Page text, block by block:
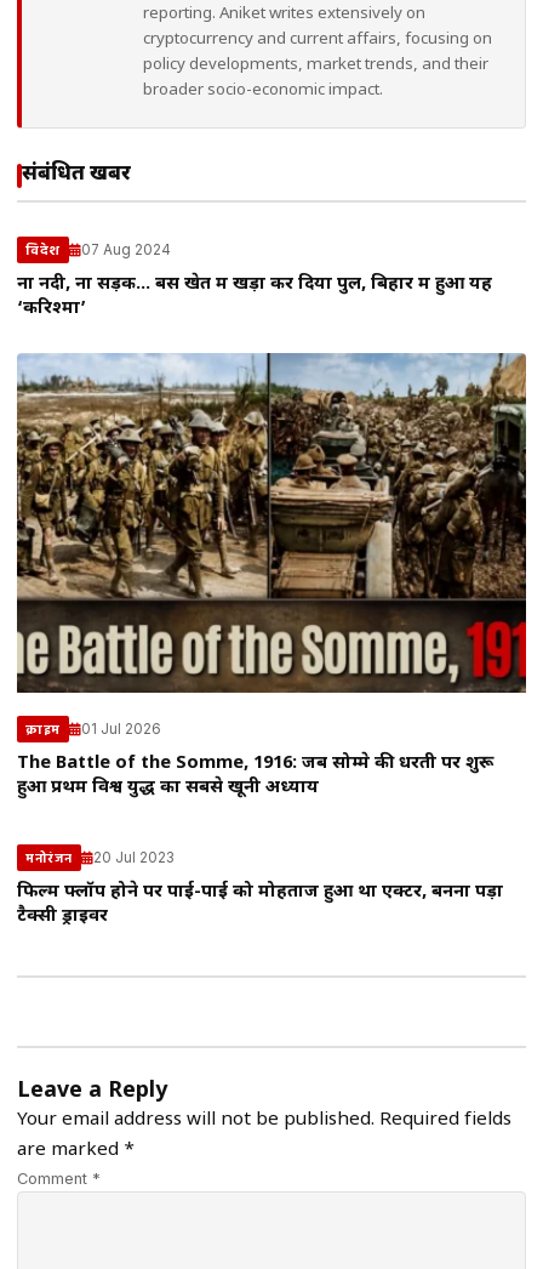
reporting. Aniket writes extensively on
cryptocurrency and current affairs, focusing on
policy developments, market trends, and their
broader socio-economic impact.
संबंधित खबरें
विदेश 07 Aug 2024
ना नदी, ना सड़क… बस खेत में खड़ा कर दिया पुल, बिहार में हुआ यह
‘करिश्मा’
क्राइम 01 Jul 2026
The Battle of the Somme, 1916: जब सोम्मे की धरती पर शुरू
हुआ प्रथम विश्व युद्ध का सबसे खूनी अध्याय
मनोरंजन 20 Jul 2023
फिल्में फ्लॉप होने पर पाई-पाई को मोहताज हुआ था एक्टर, बनना पड़ा
टैक्सी ड्राइवर
Leave a Reply
Your email address will not be published. Required fields
are marked *
Comment *